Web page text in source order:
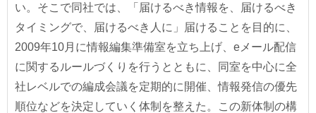
い。そこで同社では、「届けるべき情報を、届けるべき
タイミングで、届けるべき人に」届けることを目的に、
2009年10月に情報編集準備室を立ち上げ、eメール配信
に関するルールづくりを行うとともに、同室を中心に全
社レベルでの編成会議を定期的に開催、情報発信の優先
順位などを決定していく体制を整えた。この新体制の構